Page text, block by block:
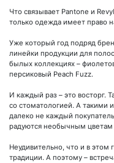
Что связывает Pantone и
только одежда имеет право
Уже который год подряд
линейки продукции для
былых коллекциях –
персиковый Peach Fuzz.
И каждый раз – это восторг.
со стоматологией. А такими
далеко не каждый
радуются необычным
Неудивительно, что и в этом
традиции. А поэтому –